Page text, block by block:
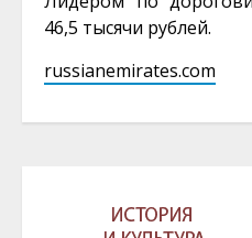
46,5 тысячи рублей.
russianemirates.com